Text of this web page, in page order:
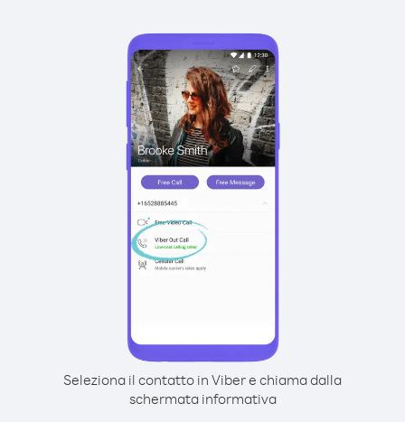
Seleziona il contatto in Viber e chiama dalla
schermata informativa